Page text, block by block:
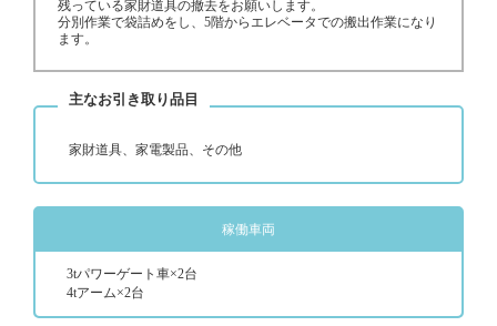
残っている家財道具の撤去をお願いします。
分別作業で袋詰めをし、5階からエレベータでの搬出作業になり
ます。
主なお引き取り品目
家財道具、家電製品、その他
稼働車両
3tパワーゲート車×2台
4tアーム×2台